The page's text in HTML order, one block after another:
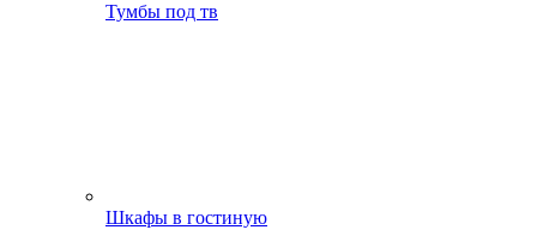
Тумбы под тв
Шкафы в гостиную